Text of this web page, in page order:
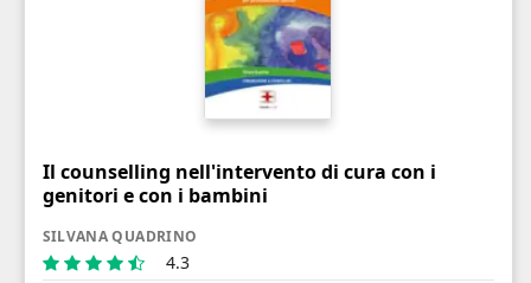
Il counselling nell'intervento di cura con i
genitori e con i bambini
SILVANA QUADRINO
4.3